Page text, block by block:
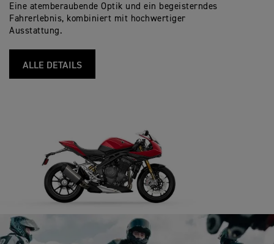
Eine atemberaubende Optik und ein begeisterndes
Fahrerlebnis, kombiniert mit hochwertiger
Ausstattung.
ALLE DETAILS